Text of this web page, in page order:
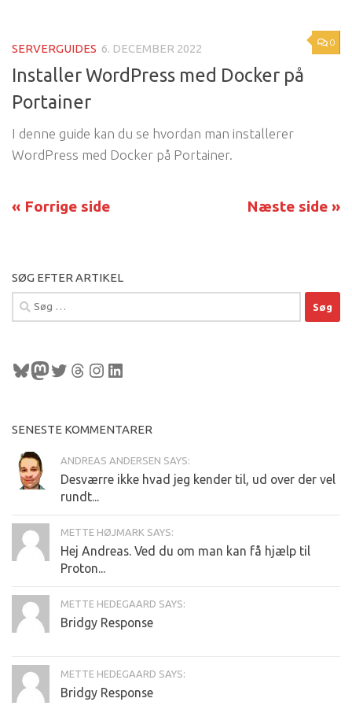
0
SERVERGUIDES 6. DECEMBER 2022
Installer WordPress med Docker på
Portainer
I denne guide kan du se hvordan man installerer
WordPress med Docker på Portainer.
« Forrige side Næste side »
SØG EFTER ARTIKEL
Søg
efter:
Bluesky
Mastodon
Twitter
Tråde
Instagram
LinkedIn
SENESTE KOMMENTARER
ANDREAS ANDERSEN SAYS:
Desværre ikke hvad jeg kender til, ud over der vel
rundt...
METTE HØJMARK SAYS:
Hej Andreas. Ved du om man kan få hjælp til
Proton...
METTE HEDEGAARD SAYS:
Bridgy Response
METTE HEDEGAARD SAYS:
Bridgy Response